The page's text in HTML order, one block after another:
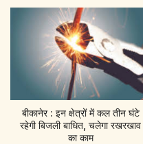
बीकानेर : इन क्षेत्रों में कल तीन घंटे
रहेगी बिजली बाधित, चलेगा रखरखाव
का काम